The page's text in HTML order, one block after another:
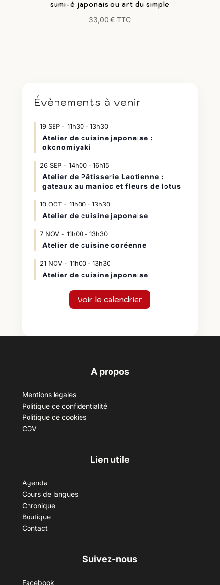
sumi-é japonais ou art du simple
33,00€ TTC
Évènements à venir
19 SEP 11h30- 13h30
Atelier de cuisine japonaise :
okonomiyaki
26 SEP 14h00- 16h15
Atelier de Pâtisserie Laotienne :
gateaux au manioc et fleurs de lotus
10 OCT 11h00- 13h30
Atelier de cuisine japonaise
7 NOV 11h00- 13h30
Atelier de cuisine coréenne
21 NOV 11h00- 13h30
Atelier de cuisine japonaise
Voir le calendrier
A propos
Mentions légales
Politique de confidentialité
Politique de cookies
CGV
Lien utile
Agenda
Cours de langues
Chronique
Boutique
Contact
Suivez-nous
Facebook